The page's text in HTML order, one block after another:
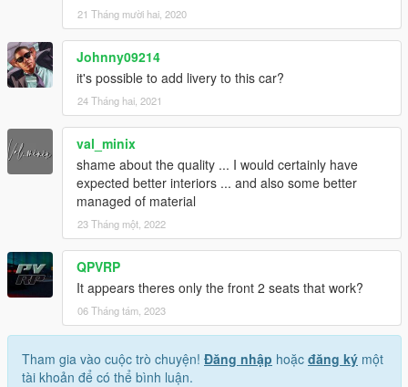
21 Tháng mười hai, 2020
Johnny09214
it's possible to add livery to this car?
24 Tháng hai, 2021
val_minix
shame about the quality ... I would certainly have
expected better interiors ... and also some better
managed of material
23 Tháng một, 2022
QPVRP
It appears theres only the front 2 seats that work?
06 Tháng tám, 2023
Tham gia vào cuộc trò chuyện! Đăng nhập hoặc đăng ký một
tài khoản để có thể bình luận.